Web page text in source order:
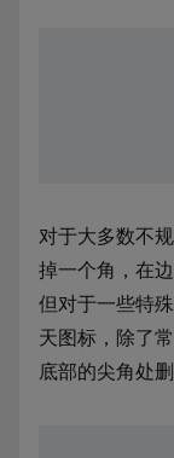
对于大多数不
掉一个角，在
但对于一些特
天图标，除了
底部的尖角处